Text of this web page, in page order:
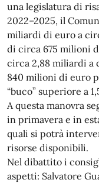
una legislatura di
2022–2025, il
miliardi di euro a
di circa 675 milioni
circa 2,88 miliardi a
840 milioni di euro
“buco” superiore a
A questa manovra
in primavera e in
quali si potrà
risorse disponibili.
Nel dibattito i
aspetti: Salvatore